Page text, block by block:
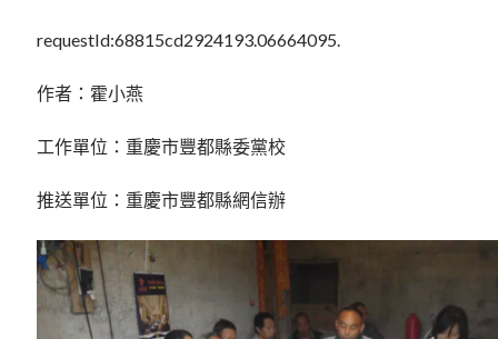
requestId:68815cd2924193.06664095.
作者：霍小燕
工作單位：重慶市豐都縣委黨校
推送單位：重慶市豐都縣網信辦